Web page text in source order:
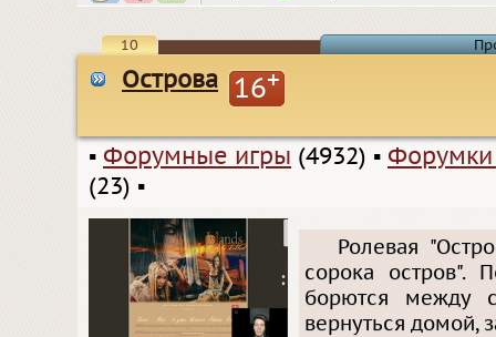
10
Острова 16+
▪ Форумные игры (4932) ▪
(23) ▪
Ролевая
сорока остров".
борются между
вернуться домой,